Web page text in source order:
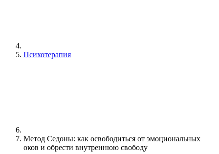
Психотерапия
Метод Седоны: как освободиться от эмоциональных
оков и обрести внутреннюю свободу